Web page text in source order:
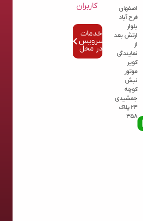
اصفهان
فرح آباد
بلوار
ارتش بعد
از
نمایندگی
کویر
موتور
نبش
کوچه
جمشیدی
24 پلاک
358
کاربران
خدمات
سرویس
در محل